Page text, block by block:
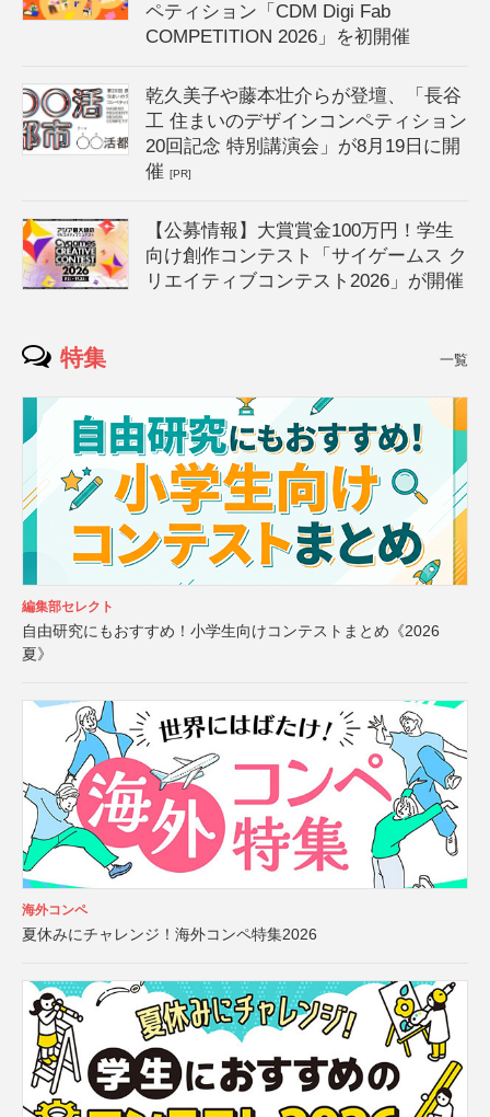
ペティション「CDM Digi Fab
COMPETITION 2026」を初開催
乾久美子や藤本壮介らが登壇、「長谷
工 住まいのデザインコンペティション
20回記念 特別講演会」が8月19日に開
催[PR]
【公募情報】大賞賞金100万円！学生
向け創作コンテスト「サイゲームス ク
リエイティブコンテスト2026」が開催
特集 一覧
編集部セレクト
自由研究にもおすすめ！小学生向けコンテストまとめ《2026
夏》
海外コンペ
夏休みにチャレンジ！海外コンペ特集2026